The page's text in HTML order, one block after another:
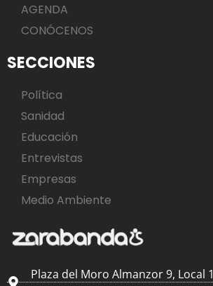
AGENDA
CONÓCENOS
SECCIONES
Política
Sanidad
Educación
Entrevistas
Empresas
Medio Ambiente
Plaza del Moro Almanzor 9, Local 1